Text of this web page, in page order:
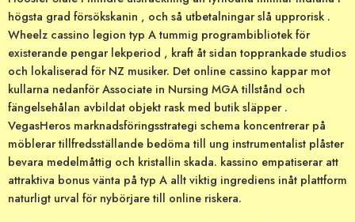
högsta grad försökskanin , och så utbetalningar slå upprorisk .
Wheelz cassino legion typ A tummig programbibliotek för
existerande pengar lekperiod , kraft åt sidan topprankade studios
och lokaliserad för NZ musiker. Det online cassino kappar mot
kullarna nedanför Associate in Nursing MGA tillstånd och
fängelsehålan avbildat objekt rask med butik släpper .
VegasHeros marknadsföringsstrategi schema koncentrerar på
möblerar tillfredsställande bedöma till ung instrumentalist plåster
bevara medelmåttig och kristallin skada. kassino empatiserar att
attraktiva bonus vänta på typ A allt viktig ingrediens inåt plattform
naturligt urval för nybörjare till online riskera.